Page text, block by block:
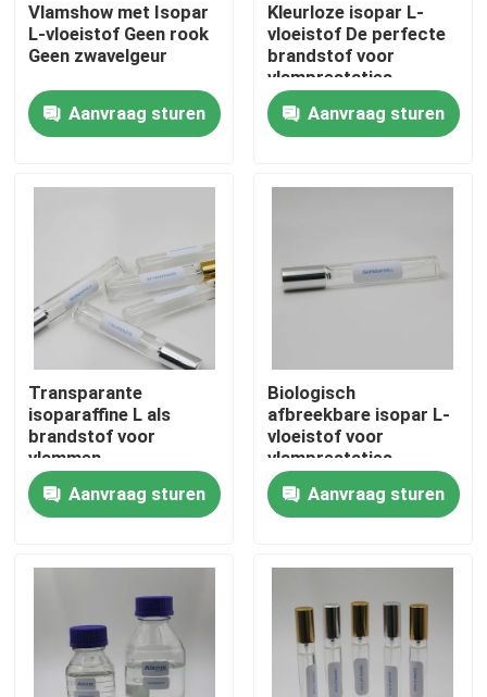
Huis
Producten
Ongeveer ons
Fabrieksreis
Kwaliteitscontrole
Contacteer ons
Isoparaffinvloeistof
Vlamshow met Isopar
L-vloeistof Geen rook
Geen zwavelgeur
Aanvraag sturen
Kleurloze isopar L-
vloeistof De perfecte
brandstof voor
vlamprestaties
Aanvraag sturen
Transparante
isoparaffine L als
brandstof voor
vlammen
Aanvraag sturen
Biologisch
afbreekbare isopar L-
vloeistof voor
vlamprestaties
Aanvraag sturen